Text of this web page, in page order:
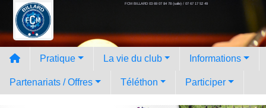
FCM BILLARD 03 69 07 84 78 (salle) / 07 67 17 52 49
Pratique La vie du club Informations
Partenariats / Offres Téléthon Participer
Panneau de gestion des cookies